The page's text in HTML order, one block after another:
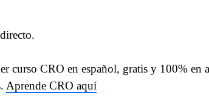
curso CRO en español, gratis y 100% en
Aprende CRO aquí